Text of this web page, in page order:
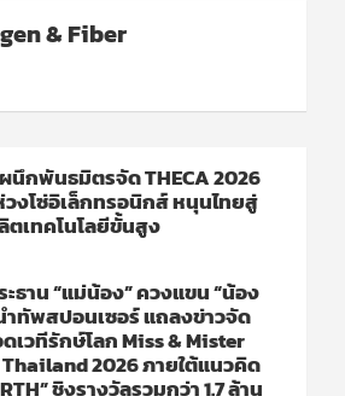
& Fiber
นึกพันธมิตรจัด THECA 2026
วงโซ่อิเล็กทรอนิกส์ หนุนไทยสู่
ตเทคโนโลยีขั้นสูง
ธาน “แม่น้อง” ควงแขน “น้อง
ำทัพสปอนเซอร์ แถลงข่าวจัด
เวทีรักษ์โลก Miss & Mister
2026 ภายใต้แนวคิด
ชิงรางวัลรวมกว่า 1.7 ล้าน